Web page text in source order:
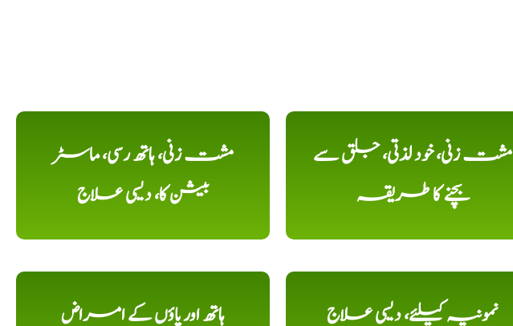
مشت زنی، ہاتھ رسی، ماسٹر
بیشن کا، دیسی علاج
مشت زنی، خود لذتی، جلق سے
بچنے کا طریقہ
ہاتھ اور پاؤں کے امراض
نمونیہ کیلئے، دیسی علاج